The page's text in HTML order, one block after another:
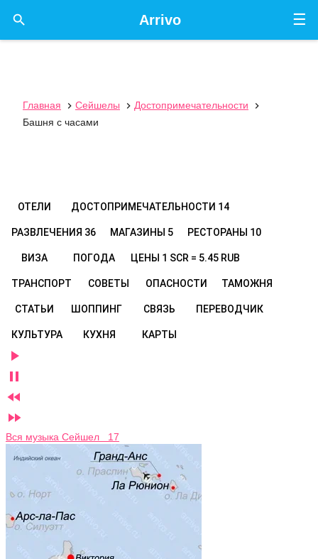
☰
Arrivo

Главная  Сейшелы  Достопримечательности

Башня с часами
ОТЕЛИ ДОСТОПРИМЕЧАТЕЛЬНОСТИ 14
РАЗВЛЕЧЕНИЯ 36 МАГАЗИНЫ 5 РЕСТОРАНЫ 10
ВИЗА ПОГОДА ЦЕНЫ 1 SCR = 5.45 RUB
ТРАНСПОРТ СОВЕТЫ ОПАСНОСТИ ТАМОЖНЯ
СТАТЬИ ШОППИНГ СВЯЗЬ ПЕРЕВОДЧИК
КУЛЬТУРА КУХНЯ КАРТЫ




Вся музыка Сейшел 17